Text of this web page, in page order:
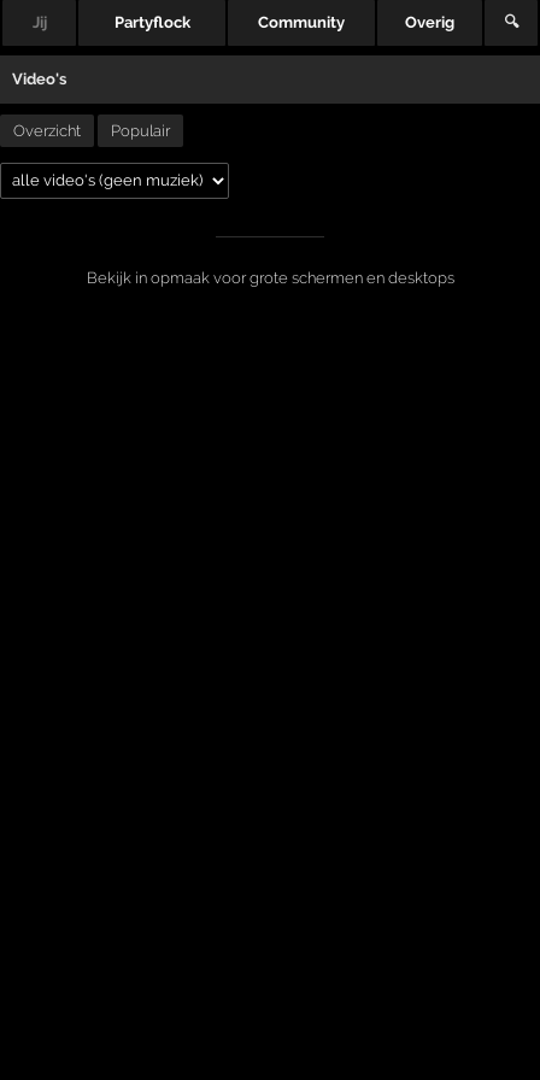
Jij Partyflock Community Overig 🔍
Video's
Overzicht Populair
Bekijk in opmaak voor grote schermen en desktops